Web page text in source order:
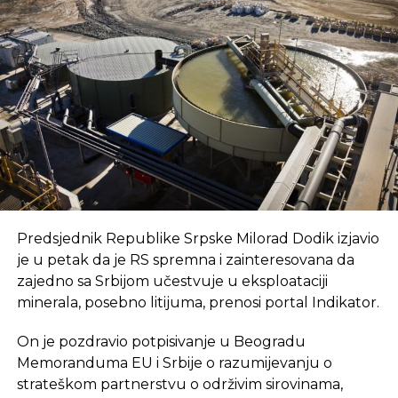
regijama koje nisu urbani centri, ali zahtijeva
podršku i ulaganja koja će omogućiti dugoročnu
održivost ovakvih inicijativa.
REKLAMA
Ulaganje u coworking prostor u Čapljini moglo bi
postati ključan korak prema stvaranju napredne
poslovne klime, privlačenju novih profesionalaca te
razvoja poslovnih veza koje bi mogle potaknuti
nove projekte i lokalnu ekonomiju.
Predsjednik Republike Srpske Milorad Dodik izjavio
je u petak da je RS spremna i zainteresovana da
zajedno sa Srbijom učestvuje u eksploataciji
minerala, posebno litijuma, prenosi portal Indikator.
On je pozdravio potpisivanje u Beogradu
Memoranduma EU i Srbije o razumijevanju o
strateškom partnerstvu o održivim sirovinama,